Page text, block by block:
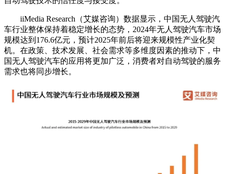
iiMedia Research（艾媒咨询）数据显示，中国无人驾驶汽
车行业整体保持着稳定增长的态势，2024年无人驾驶汽车市场
规模达到176.6亿元，预计2025年前后将迎来规模性产业化契
机。在政策、技术发展、社会需求等多维度因素的推动下，中
国无人驾驶汽车的应用将更加广泛，消费者对自动驾驶的服务
需求也将同步增长。